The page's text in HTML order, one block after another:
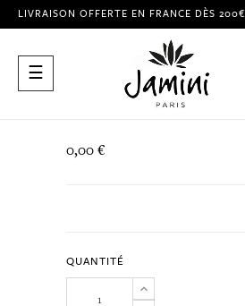
LIVRAISON OFFERTE EN FRANCE DÈS 200€
Basculer
la
☰
0,00 €
QUANTITÉ